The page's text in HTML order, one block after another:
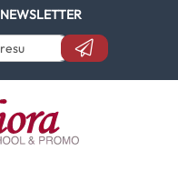
NEWSLETTER